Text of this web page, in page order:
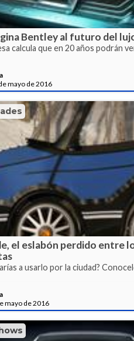
Bentley al futuro del
calcula que en 20 años podrán
mayo de 2016
el eslabón perdido entre
a usarlo por la ciudad?
mayo de 2016